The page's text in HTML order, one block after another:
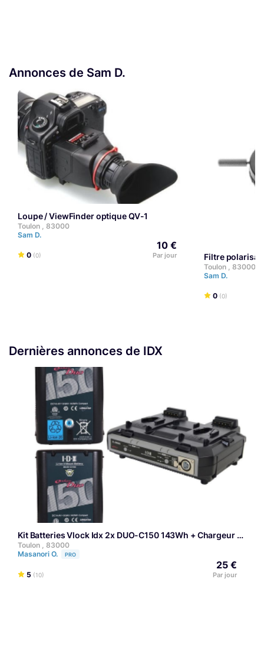
Annonces de Sam D.
Loupe / ViewFinder optique QV-1
Toulon , 83000
Sam D.
0 (0)
10 €
Par jour Filtre
Toulon , 83000
Sam D.
0 (0)
Dernières annonces de IDX
Kit Batteries Vlock Idx 2x DUO-C150 143Wh + Chargeur
Toulon , 83000
Masanori O.
PRO
5 (10)
25 €
Par jour